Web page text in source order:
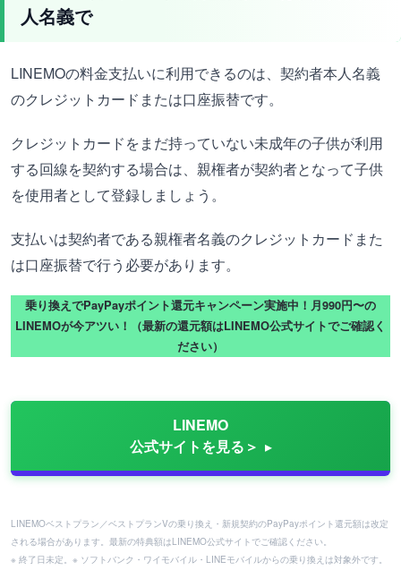
人名義で
LINEMOの料金支払いに利用できるのは、契約者本人名義
のクレジットカードまたは口座振替です。
クレジットカードをまだ持っていない未成年の子供が利用
する回線を契約する場合は、親権者が契約者となって子供
を使用者として登録しましょう。
支払いは契約者である親権者名義のクレジットカードまた
は口座振替で行う必要があります。
乗り換えでPayPayポイント還元キャンペーン実施中！月990円〜の
LINEMOが今アツい！（最新の還元額はLINEMO公式サイトでご確認く
ださい）
LINEMO
公式サイトを見る＞
LINEMOベストプラン／ベストプランVの乗り換え・新規契約のPayPayポイント還元額は改定
される場合があります。最新の特典額はLINEMO公式サイトでご確認ください。
※ 終了日未定。※ ソフトバンク・ワイモバイル・LINEモバイルからの乗り換えは対象外です。